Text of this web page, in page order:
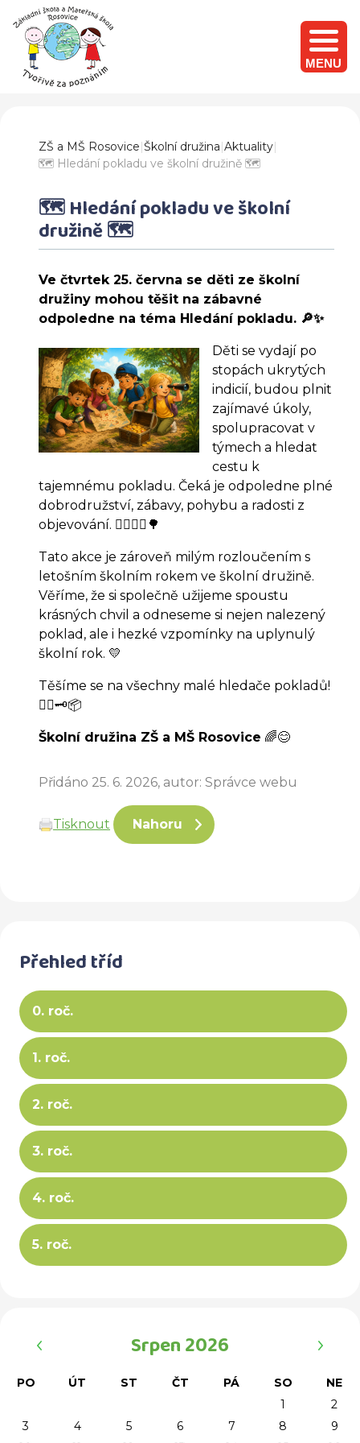
MENU
ZŠ a MŠ Rosovice|Školní družina|Aktuality|
🗺️ Hledání pokladu ve školní družině 🗺️
🗺️ Hledání pokladu ve školní
družině 🗺️
Ve čtvrtek 25. června se děti ze školní
družiny mohou těšit na zábavné
odpoledne na téma Hledání pokladu. 🔎✨
Děti se vydají po
stopách ukrytých
indicií, budou plnit
zajímavé úkoly,
spolupracovat v
týmech a hledat
cestu k
tajemnému pokladu. Čeká je odpoledne plné
dobrodružství, zábavy, pohybu a radosti z
objevování. 🏃‍♀️🏃‍♂️🌳
Tato akce je zároveň milým rozloučením s
letošním školním rokem ve školní družině.
Věříme, že si společně užijeme spoustu
krásných chvil a odneseme si nejen nalezený
poklad, ale i hezké vzpomínky na uplynulý
školní rok. 💛
Těšíme se na všechny malé hledače pokladů!
🏴‍☠️🗝️📦
Školní družina ZŠ a MŠ Rosovice 🌈😊
Přidáno 25. 6. 2026, autor: Správce webu
Tisknout Nahoru
Přehled tříd
0. roč.
1. roč.
2. roč.
3. roč.
4. roč.
5. roč.
Srpen 2026
PO ÚT ST ČT PÁ SO
NE
1
2
3
4 5 6 7 8
9